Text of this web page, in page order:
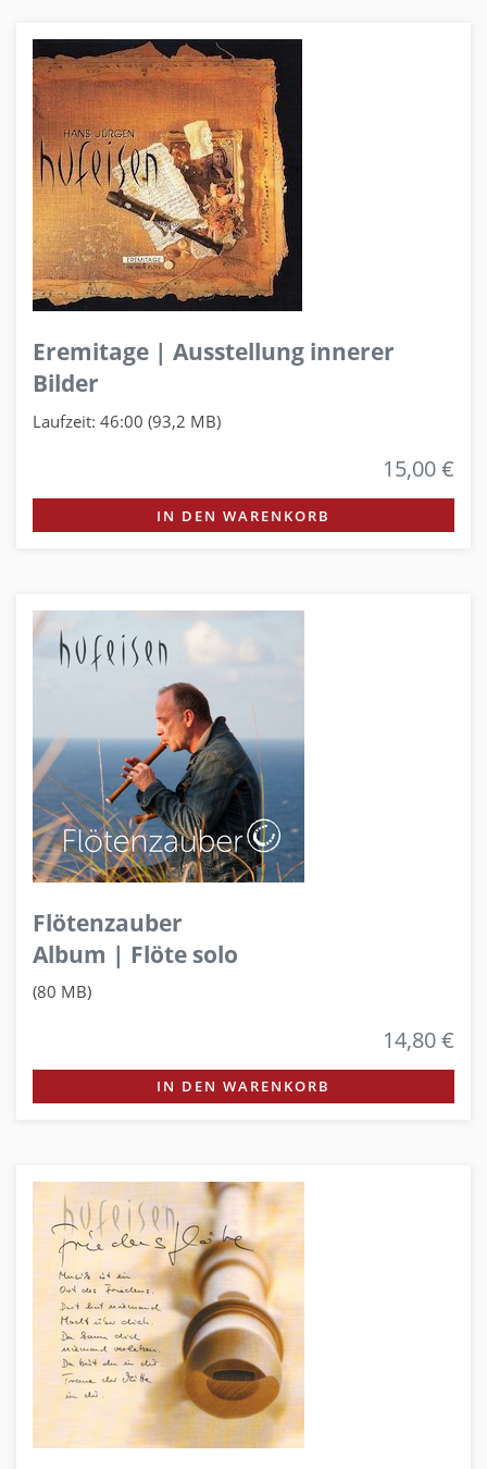
Eremitage | Ausstellung innerer
Bilder
Laufzeit: 46:00 (93,2 MB)
15,00 €
IN DEN WARENKORB
Flötenzauber
Album | Flöte solo
(80 MB)
14,80 €
IN DEN WARENKORB